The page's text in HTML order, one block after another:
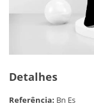
Detalhes
Referência: Bn Es